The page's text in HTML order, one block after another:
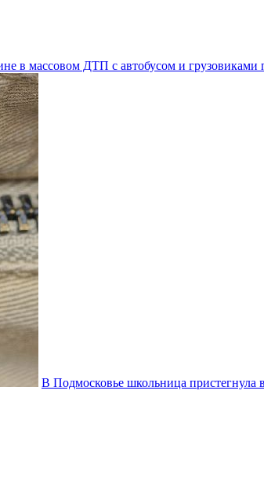
в массовом ДТП с автобусом и грузовиками
В Подмосковье школьница пристегнула